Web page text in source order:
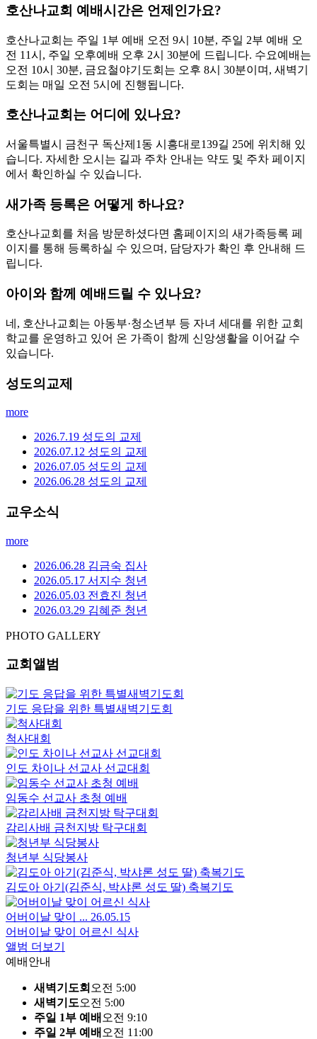
호산나교회 예배시간은 언제인가요?
호산나교회는 주일 1부 예배 오전 9시 10분, 주일 2부 예배 오
전 11시, 주일 오후예배 오후 2시 30분에 드립니다. 수요예배는
오전 10시 30분, 금요철야기도회는 오후 8시 30분이며, 새벽기
도회는 매일 오전 5시에 진행됩니다.
호산나교회는 어디에 있나요?
서울특별시 금천구 독산제1동 시흥대로139길 25에 위치해 있
습니다. 자세한 오시는 길과 주차 안내는 약도 및 주차 페이지
에서 확인하실 수 있습니다.
새가족 등록은 어떻게 하나요?
호산나교회를 처음 방문하셨다면 홈페이지의 새가족등록 페
이지를 통해 등록하실 수 있으며, 담당자가 확인 후 안내해 드
립니다.
아이와 함께 예배드릴 수 있나요?
네, 호산나교회는 아동부·청소년부 등 자녀 세대를 위한 교회
학교를 운영하고 있어 온 가족이 함께 신앙생활을 이어갈 수
있습니다.
성도의교제
more
2026.7.19 성도의 교제
2026.07.12 성도의 교제
2026.07.05 성도의 교제
2026.06.28 성도의 교제
교우소식
more
2026.06.28 김금숙 집사
2026.05.17 서지수 청년
2026.05.03 전효진 청년
2026.03.29 김혜준 청년
PHOTO GALLERY
교회앨범
기도 응답을 위한 특별새벽기도회
척사대회
인도 차이나 선교사 선교대회
임동수 선교사 초청 예배
감리사배 금천지방 탁구대회
청년부 식당봉사
김도아 아기(김준식, 박샤론 성도 딸) 축복기도
어버이날 맞이 ... 26.05.15
어버이날 맞이 어르신 식사
앨범 더보기
예배안내
새벽기도회 오전 5:00
새벽기도오전 5:00
주일 1부 예배 오전 9:10
주일 2부 예배 오전 11:00